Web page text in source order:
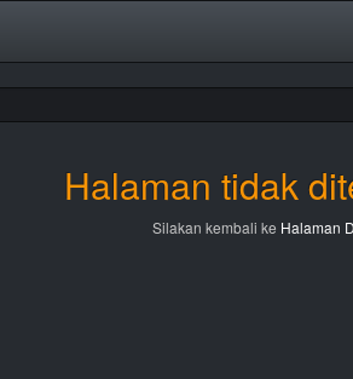
Halaman tidak
Silakan kembali ke Halaman